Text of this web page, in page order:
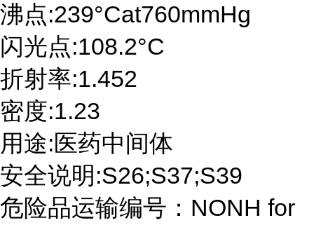
沸点:239°Cat760mmHg
闪光点:108.2°C
折射率:1.452
密度:1.23
用途:医药中间体
安全说明:S26;S37;S39
危险品运输编号：NONH for